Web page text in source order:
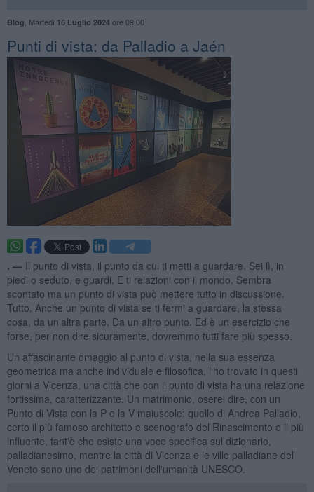
Blog Martedì 16 Luglio 2024ore 09:00
Punti di vista: da Palladio a Jaén
. — Il punto di vista, il punto da cui ti metti a guardare. Sei lì, in
piedi o seduto, e guardi. E ti relazioni con il mondo. Sembra
scontato ma un punto di vista può mettere tutto in discussione.
Tutto. Anche un punto di vista se ti fermi a guardare, la stessa
cosa, da un'altra parte. Da un altro punto. Ed è un esercizio che
forse, per non dire sicuramente, dovremmo tutti fare più spesso.
Un affascinante omaggio al punto di vista, nella sua essenza
geometrica ma anche individuale e filosofica, l'ho trovato in questi
giorni a Vicenza, una città che con il punto di vista ha una relazione
fortissima, caratterizzante. Un matrimonio, oserei dire, con un
Punto di Vista con la P e la V maiuscole: quello di Andrea Palladio,
certo il più famoso architetto e scenografo del Rinascimento e il più
influente, tant'è che esiste una voce specifica sul dizionario,
palladianesimo, mentre la città di Vicenza e le ville palladiane del
Veneto sono uno dei patrimoni dell'umanità UNESCO.